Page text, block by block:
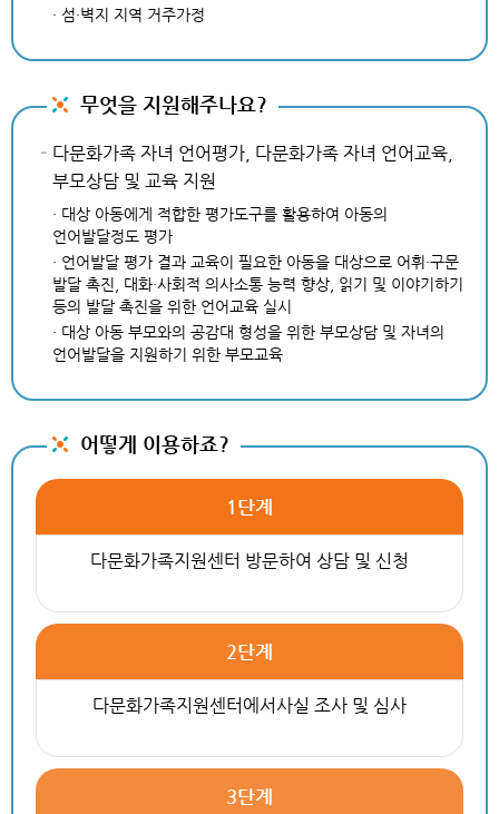
· 섬·벽지 지역 거주가정
무엇을 지원해주나요?
다문화가족 자녀 언어평가, 다문화가족 자녀 언어교육,
부모상담 및 교육 지원
· 대상 아동에게 적합한 평가도구를 활용하여 아동의
언어발달정도 평가
· 언어발달 평가 결과 교육이 필요한 아동을 대상으로 어휘·구문
발달 촉진, 대화·사회적 의사소통 능력 향상, 읽기 및 이야기하기
등의 발달 촉진을 위한 언어교육 실시
· 대상 아동 부모와의 공감대 형성을 위한 부모상담 및 자녀의
언어발달을 지원하기 위한 부모교육
어떻게 이용하죠?
1단계
다문화가족지원센터 방문하여 상담 및 신청
2단계
다문화가족지원센터에서사실 조사 및 심사
3단계